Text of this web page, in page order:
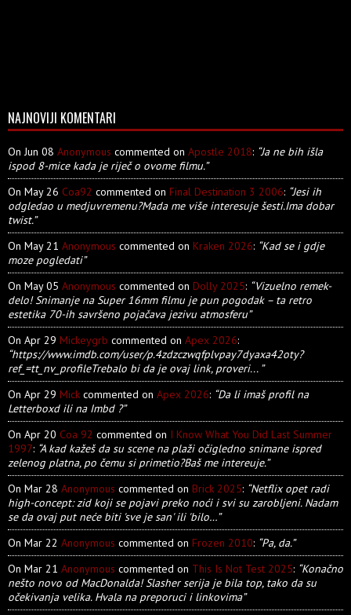
NAJNOVIJI KOMENTARI
On Jun 08 Anonymous commented on Apostle 2018: “Ja ne bih išla
ispod 8-mice kada je riječ o ovome filmu.”
On May 26 Coa92 commented on Final Destination 3 2006: “Jesi ih
odgledao u medjuvremenu?Mada me više interesuje šesti.Ima dobar
twist.”
On May 21 Anonymous commented on Kraken 2026: “Kad se i gdje
moze pogledati”
On May 05 Anonymous commented on Dolly 2025: “Vizuelno remek-
delo! Snimanje na Super 16mm filmu je pun pogodak – ta retro
estetika 70-ih savršeno pojačava jezivu atmosferu”
On Apr 29 Mickeygrb commented on Apex 2026:
“https://www.imdb.com/user/p.4zdzczwqfplvpay7dyaxa42oty?
ref_=tt_nv_profileTrebalo bi da je ovaj link, proveri... ”
On Apr 29 Mick commented on Apex 2026: “Da li imaš profil na
Letterboxd ili na Imbd ?”
On Apr 20 Coa 92 commented on I Know What You Did Last Summer
1997: “A kad kažeš da su scene na plaži očigledno snimane ispred
zelenog platna, po čemu si primetio?Baš me intereuje.”
On Mar 28 Anonymous commented on Brick 2025: “Netflix opet radi
high-concept: zid koji se pojavi preko noći i svi su zarobljeni. Nadam
se da ovaj put neće biti 'sve je san' ili 'bilo…”
On Mar 22 Anonymous commented on Frozen 2010: “Pa, da.”
On Mar 21 Anonymous commented on This Is Not Test 2025: “Konačno
nešto novo od MacDonalda! Slasher serija je bila top, tako da su
očekivanja velika. Hvala na preporuci i linkovima”